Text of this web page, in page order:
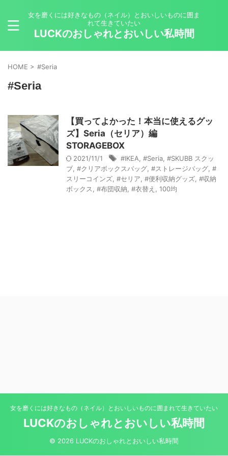
女を磨くには好きなもの（ネイル）とおいしいものに囲ま
れて生きていたい
LUCKのおしゃれとおいしい私時間
HOME > #Seria
#Seria
【買ってよかった！本当に使えるグッ
ズ】Seria（セリア）編
STORAGEBOX
2021/11/1 #IKEA #Seria #SKUBB スクッ
ブ #クリアボックスバッグ #ストレージバッグ #
スリーコインズ #セリア #便利収納グッズ #収納
ボックス
#布団収納 #衣替え 100均
女を磨くには好きなもの（ネイル）とおいしいものに囲まれて生きていたい
LUCKのおしゃれとおいしい私時間
© 2026 LUCKのおしゃれとおいしい私時間